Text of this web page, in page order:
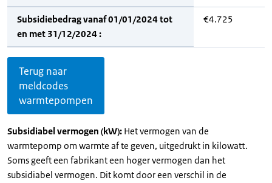
Subsidiebedrag vanaf 01/01/2024 tot
en met 31/12/2024 :
€4.725
Terug naar
meldcodes
warmtepompen
Subsidiabel vermogen (kW): Het vermogen van de
warmtepomp om warmte af te geven, uitgedrukt in kilowatt.
Soms geeft een fabrikant een hoger vermogen dan het
subsidiabel vermogen. Dit komt door een verschil in de